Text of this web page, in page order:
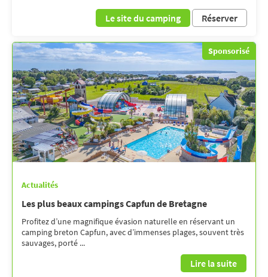
Le site du camping Réserver
Sponsorisé
Actualités
Les plus beaux campings Capfun de Bretagne
Profitez d’une magnifique évasion naturelle en réservant un
camping breton Capfun, avec d’immenses plages, souvent très
sauvages, porté ...
Lire la suite